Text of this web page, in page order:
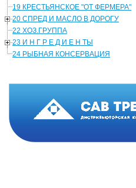
19 КРЕСТЬЯНСКОЕ "ОТ ФЕРМЕРА"
20 СПРЕД И МАСЛО В ДОРОГУ
22 ХОЗ.ГРУППА
23 И Н Г Р Е Д И Е Н ТЫ
24 РЫБНАЯ КОНСЕРВАЦИЯ